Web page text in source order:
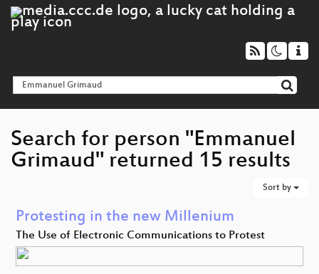
Search for person "Emmanuel
Grimaud" returned 15 results
Sort by
Protesting in the new Millenium
The Use of Electronic Communications to Protest